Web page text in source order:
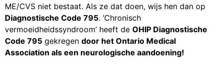
ME/CVS niet bestaat. Als ze dat doen, wijs hen dan op
Diagnostische Code 795. ‘Chronisch
vermoeidheidssyndroom’ heeft de OHIP Diagnostische
Code 795 gekregen door het Ontario Medical
Association als een neurologische aandoening!